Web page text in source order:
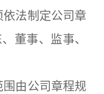
法制定公司章
董事、监事、
由公司章程规